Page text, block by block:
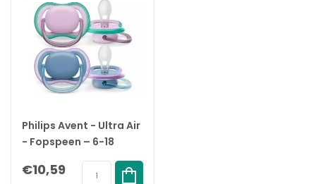
Philips Avent - Ultra Air
- Fopspeen – 6-18
maanden - Lila/Blauw
– 2 stuks
€10,59